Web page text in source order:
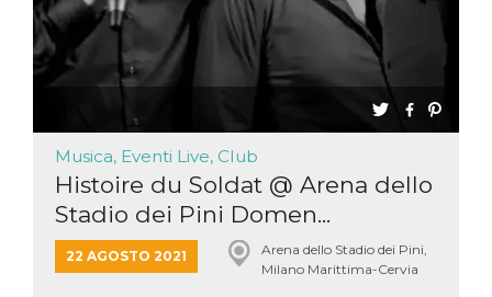
Musica, Eventi Live, Club
Histoire du Soldat @ Arena dello
Stadio dei Pini Domen...
22 AGOSTO 2021
Arena dello Stadio dei Pini,
Milano Marittima-Cervia